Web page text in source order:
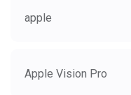
apple
Apple Vision Pro